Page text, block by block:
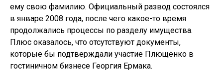
ему свою фамилию. Официальный развод состоялся
в январе 2008 года, после чего какое-то время
продолжались процессы по разделу имущества.
Плюс оказалось, что отсутствуют документы,
которые бы подтверждали участие Плющенко в
гостиничном бизнесе Георгия Ермака.